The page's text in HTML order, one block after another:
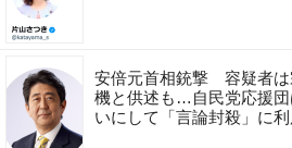
安倍元首相銃撃 容疑者は
機と供述も…自民党応援
いにして「言論封殺」に利